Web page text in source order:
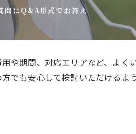
問にQ&A形式でお答え
や期間、対応エリアなど、よく
でも安心して検討いただけるよ